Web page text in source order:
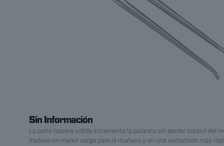
Sin Información
La parte trasera sólida incrementa la palanca sin perder control del
traduce en menor carga para la muñeca y en una extracción más